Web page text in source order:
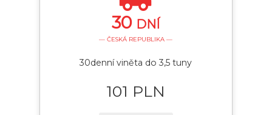
30 DNÍ
— ČESKÁ REPUBLIKA —
30denní viněta do 3,5 tuny
101 PLN